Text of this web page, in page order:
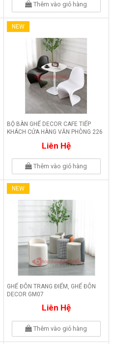
Thêm vào giỏ hàng
NEW
BỘ BÀN GHẾ DECOR CAFE TIẾP
KHÁCH CỬA HÀNG VĂN PHÒNG 226
Liên Hệ
Thêm vào giỏ hàng
NEW
GHẾ ĐÔN TRANG ĐIỂM, GHẾ ĐÔN
DECOR GM07
Liên Hệ
Thêm vào giỏ hàng